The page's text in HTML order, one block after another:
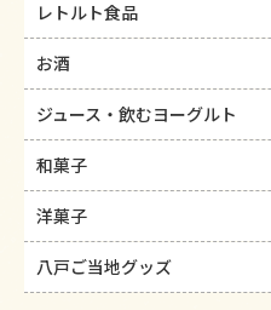
レトルト食品
お酒
ジュース・飲むヨーグルト
和菓子
洋菓子
八戸ご当地グッズ